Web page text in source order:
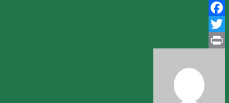
Facebook
Twitter